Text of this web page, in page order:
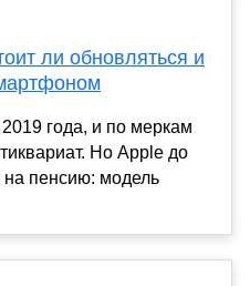
ли обновляться и
года, и по меркам
Но Apple до
на пенсию: модель